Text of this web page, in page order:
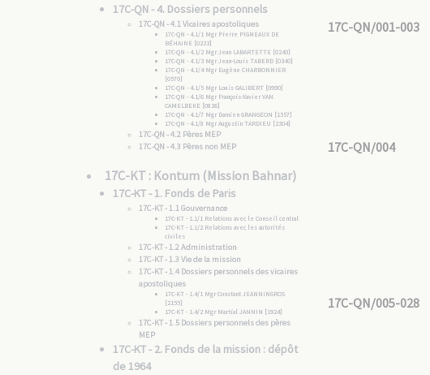
17C-QN - 4. Dossiers personnels
17C-QN - 4.1 Vicaires apostoliques
17C-QN - 4.1/1 Mgr Pierre PIGNEAUX DE
BÉHAINE [0223]
17C-QN - 4.1/2 Mgr Jean LABARTETTE [0240]
17C-QN - 4.1/3 Mgr Jean-Louis TABERD [0340]
17C-QN - 4.1/4 Mgr Eugène CHARBONNIER
[0570]
17C-QN - 4.1/5 Mgr Louis GALIBERT [0990]
17C-QN - 4.1/6 Mgr François-Xavier VAN
CAMELBEKE [0826]
17C-QN - 4.1/7 Mgr Damien GRANGEON [1557]
17C-QN - 4.1/8 Mgr Augustin TARDIEU [2304]
17C-QN - 4.2 Pères MEP
17C-QN - 4.3 Pères non MEP
17C-KT : Kontum (Mission Bahnar)
17C-KT - 1. Fonds de Paris
17C-KT - 1.1 Gouvernance
17C-KT - 1.1/1 Relations avec le Conseil central
17C-KT - 1.1/2 Relations avec les autorités
civiles
17C-KT - 1.2 Administration
17C-KT - 1.3 Vie de la mission
17C-KT - 1.4 Dossiers personnels des vicaires
apostoliques
17C-KT - 1.4/1 Mgr Constant JEANNINGROS
[2155]
17C-KT - 1.4/2 Mgr Martial JANNIN [1924]
17C-KT - 1.5 Dossiers personnels des pères
MEP
17C-KT - 2. Fonds de la mission : dépôt
de 1964
17C-QN/001-003
17C-QN/004
17C-QN/005-028